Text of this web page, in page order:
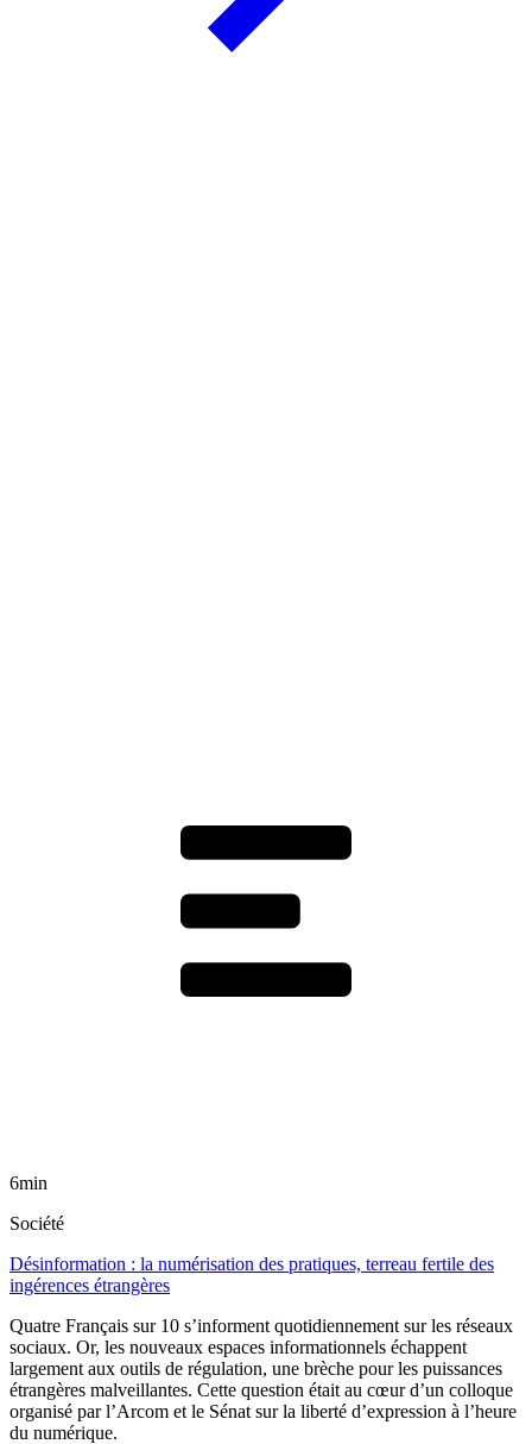
6min
Société
Désinformation : la numérisation des pratiques, terreau fertile des
ingérences étrangères
Quatre Français sur 10 s’informent quotidiennement sur les réseaux
sociaux. Or, les nouveaux espaces informationnels échappent
largement aux outils de régulation, une brèche pour les puissances
étrangères malveillantes. Cette question était au cœur d’un colloque
organisé par l’Arcom et le Sénat sur la liberté d’expression à l’heure
du numérique.